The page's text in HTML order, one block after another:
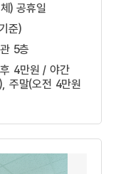
) 공휴일
준)
5층
4만원 / 야간
주말(오전 4만원